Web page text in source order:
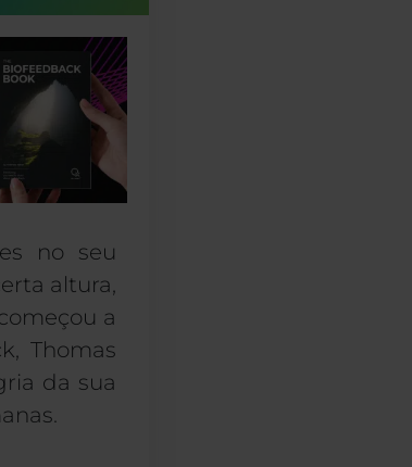
no seu
altura,
a
Thomas
da sua